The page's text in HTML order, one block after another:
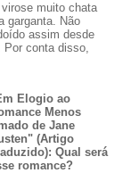
muito chata
garganta. Não
assim desde
Por conta disso,
Elogio ao
Menos
de Jane
(Artigo
Qual será
romance?